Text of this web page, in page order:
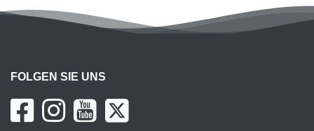
FOLGEN SIE UNS